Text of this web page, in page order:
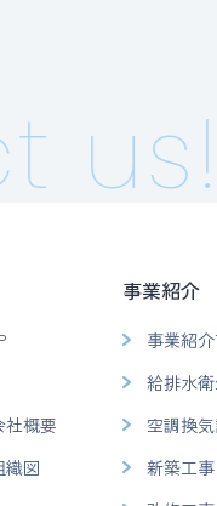
us!
社概要
織図
事業紹介
事業紹
給排水
空調換
新築工事